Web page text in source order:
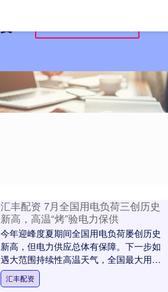
汇丰配资 7月全国用电负荷三创历史
新高，高温“烤”验电力保供
今年迎峰度夏期间全国用电负荷屡创历史
新高，但电力供应总体有保障。下一步如
遇大范围持续性高温天气，全国最大用电
负荷可能将达16亿千瓦左右，较去年增长
9000万千瓦....
汇丰配资